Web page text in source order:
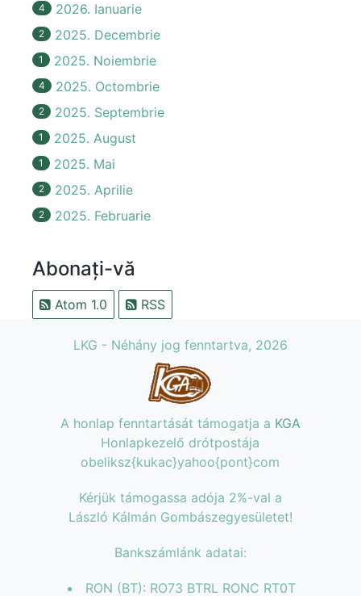
4 2026. Ianuarie
2 2025. Decembrie
1 2025. Noiembrie
4 2025. Octombrie
2 2025. Septembrie
1 2025. August
1 2025. Mai
2 2025. Aprilie
2 2025. Februarie
Abonați-vă
Atom 1.0 RSS
LKG - Néhány jog fenntartva, 2026
A honlap fenntartását támogatja a KGA
Honlapkezelő drótpostája
obeliksz{kukac}yahoo{pont}com
Kérjük támogassa adója 2%-val a
László Kálmán Gombászegyesületet!
Bankszámlánk adatai:
RON (BT): RO73 BTRL RONC RT0T